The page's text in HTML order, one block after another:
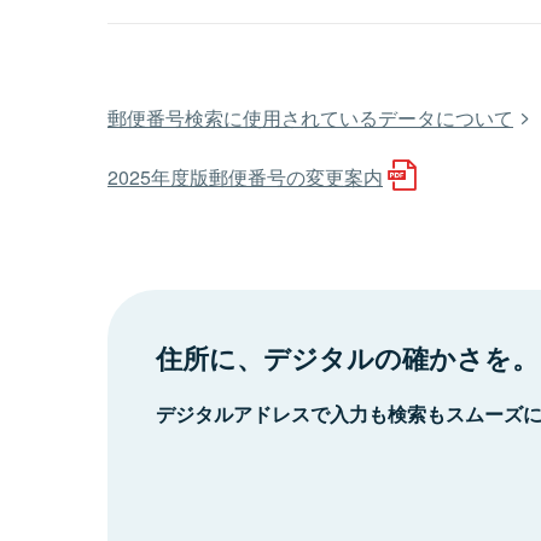
郵便番号検索に使用されているデータについて
2025年度版郵便番号の変更案内
住所に、デジタルの確かさを。
デジタルアドレスで入力も検索もスムーズ